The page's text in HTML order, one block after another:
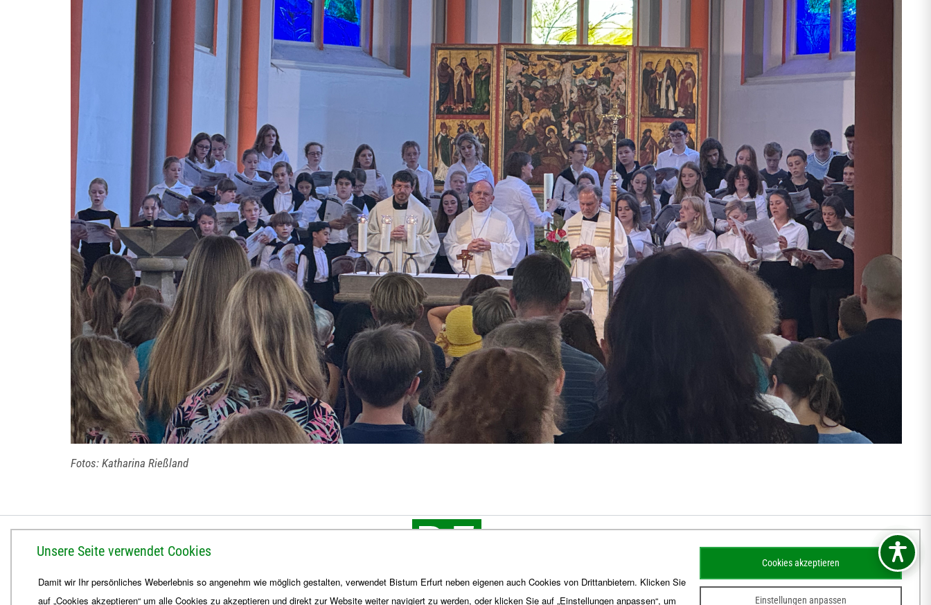
Fotos: Katharina Rießland
BISTUM ERFURT
Bischöfliches Ordinariat
Herrmannsplatz 9, 99084 Erfurt
Unsere Seite verwendet Cookies
Damit wir Ihr persönliches Weberlebnis so angenehm wie möglich gestalten, verwendet Bistum Erfurt neben eigenen auch Cookies von Drittanbietern. Klicken Sie
auf „Cookies akzeptieren“ um alle Cookies zu akzeptieren und direkt zur Website weiter navigiert zu werden, oder klicken Sie auf „Einstellungen anpassen“, um
Einstellungen anpassen
Cookies akzeptieren